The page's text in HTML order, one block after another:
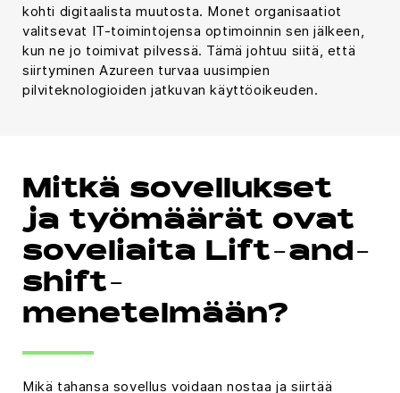
kohti digitaalista muutosta. Monet organisaatiot
valitsevat IT-toimintojensa optimoinnin sen jälkeen,
kun ne jo toimivat pilvessä. Tämä johtuu siitä, että
siirtyminen Azureen turvaa uusimpien
pilviteknologioiden jatkuvan käyttöoikeuden.
Mitkä sovellukset
ja työmäärät ovat
soveliaita Lift-and-
shift-
menetelmään?
Mikä tahansa sovellus voidaan nostaa ja siirtää